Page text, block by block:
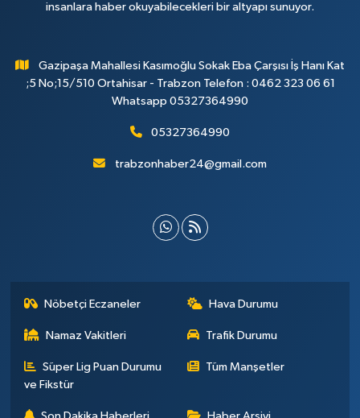
insanlara haber okuyabilecekleri bir altyapı sunuyor.
Gazipaşa Mahallesi Kasımoğlu Sokak Eba Çarşısı İş Hanı Kat
;5 No;15/510 Ortahisar - Trabzon Telefon : 0462 323 06 61
Whatsapp 05327364990
05327364990
trabzonhaber24@gmail.com
Nöbetçi Eczaneler Hava Durumu
Namaz Vakitleri Trafik Durumu
Süper Lig Puan Durumu
ve Fikstür
Tüm Manşetler